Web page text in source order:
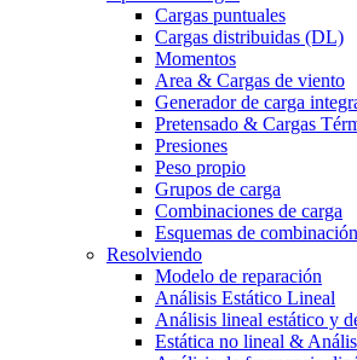
Cargas puntuales
Cargas distribuidas (DL)
Momentos
Area & Cargas de viento
Generador de carga
Pretensado & Cargas
Presiones
Peso propio
Grupos de carga
Combinaciones de carga
Esquemas de
Resolviendo
Modelo de reparación
Análisis Estático Lineal
Análisis lineal estático y
Estática no lineal &